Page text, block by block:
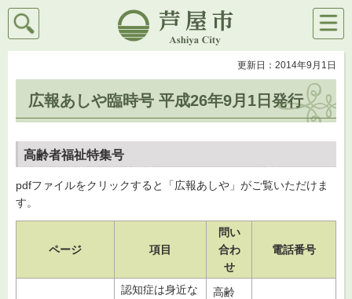
芦屋市
検索
メニ
ュー
更新日：2014年9月1日
広報あしや臨時号 平成26年9月1日発行
高齢者福祉特集号
pdfファイルをクリックすると「広報あしや」がご覧いただけま
す。
ページ 項目
問い
合わ
せ
電話番号
認知症は身近な
高齢